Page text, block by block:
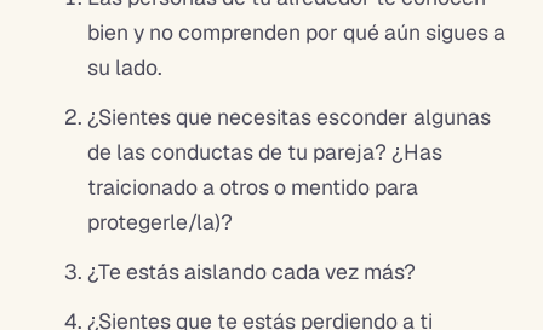
bien y no comprenden por qué aún sigues a
su lado.
¿Sientes que necesitas esconder algunas
de las conductas de tu pareja? ¿Has
traicionado a otros o mentido para
protegerle/la)?
¿Te estás aislando cada vez más?
¿Sientes que te estás perdiendo a ti